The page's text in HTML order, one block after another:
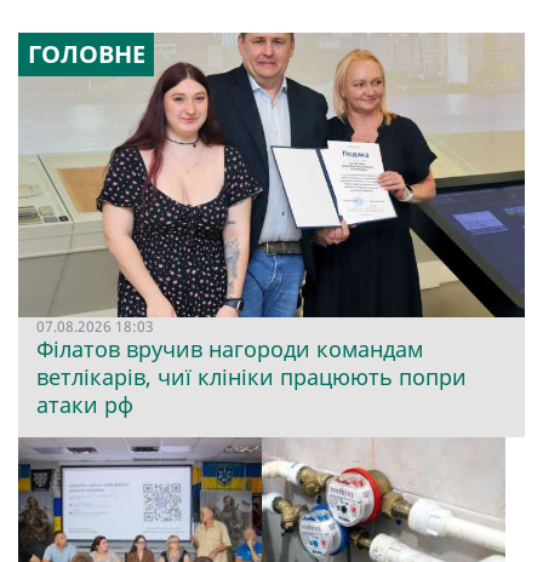
ГОЛОВНЕ
07.08.2026 18:03
Філатов вручив нагороди командам
ветлікарів, чиї клініки працюють попри
атаки рф